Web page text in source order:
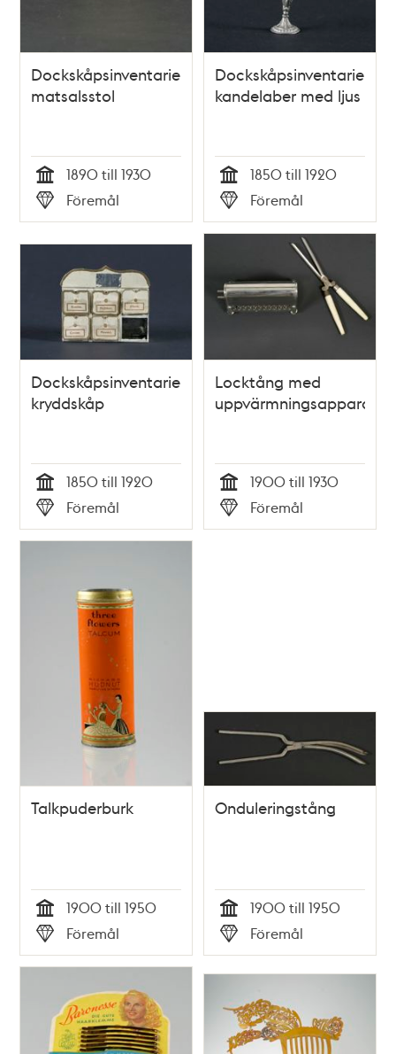
Dockskåpsinventarie;
matsalsstol
Tid
1890 till 1930
Typ
Föremål
Dockskåpsinventarie;
kandelaber med ljus
Tid
1850 till 1920
Typ
Föremål
Dockskåpsinventarie;
kryddskåp
Tid
1850 till 1920
Typ
Föremål
Locktång med
uppvärmningsapparat
Tid
1900 till 1930
Typ
Föremål
Talkpuderburk
Tid
1900 till 1950
Typ
Föremål
Onduleringstång
Tid
1900 till 1950
Typ
Föremål